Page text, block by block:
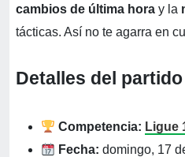
cambios de última hora y la
tácticas. Así no te agarra en
Detalles del
Competencia: Ligue
Fecha: domingo, 17